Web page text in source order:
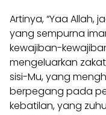
Artinya, “Yaa Allah,
yang sempurna
kewajiban-
mengeluarkan
sisi-Mu, yang
berpegang pada
kebatilan, yang